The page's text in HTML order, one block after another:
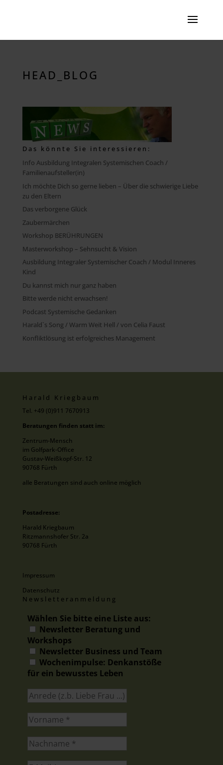
HEAD_BLOG
Das könnte Sie interessieren:
Info Ausbildung Integralen Systemischen Coach /
Familienaufsteller(in)
Ich möchte Dich so gerne lieben – Über die schwierige Liebe
zu den Eltern
Das verborgene Glück
Zaubermärchen
Workshop BERÜHRUNGEN
Masterworkshop – Sehnsucht & Vision
Ausbildung Integraler Systemischer Coach / Modul Inneres
Kind
Du kannst mich nur ganz haben
Bitte werde nicht erwachsen!
Podcast Systemische Gedanken
Harald`s Song / Warm Weit Hell / von Celia Faust
Konfliktlösung ist erfolgreiches Management
Harald Kriegbaum
Tel. +49 (0)911 7670913
Beratungen finden statt im:
Zentrum-Mensch
im Golfpark-Office
Gustav-Weißkopf-Str. 12
90768 Fürth
alle Beratungen sind auch online möglich
Postadresse:
Harald Kriegbaum
Ritzmannshofer Str. 2a
90768 Fürth
Impressum
Datenschutz
Newsletteranmeldung
Wählen Sie bitte eine Liste aus:
Newsletter Beratung und
Workshops
Newsletter Business und Team
Wochenimpulse: Denkanstöße
für ein bewusstes Leben